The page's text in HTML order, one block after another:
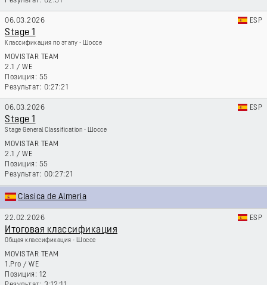
06.03.2026 ESP
Stage 1
Классификация по этапу - Шоссе
MOVISTAR TEAM
2.1 / WE
55
0:27:21
06.03.2026 ESP
Stage 1
Stage General Classification - Шоссе
MOVISTAR TEAM
2.1 / WE
55
00:27:21
Clasica de Almeria
22.02.2026 ESP
Итоговая классификация
Общая классификация - Шоссе
MOVISTAR TEAM
1.Pro / WE
12